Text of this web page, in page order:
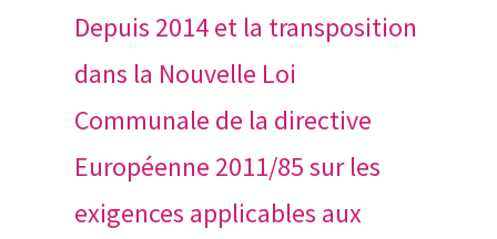
Depuis 2014 et la transposition
dans la Nouvelle Loi
Communale de la directive
Européenne 2011/85 sur les
exigences applicables aux